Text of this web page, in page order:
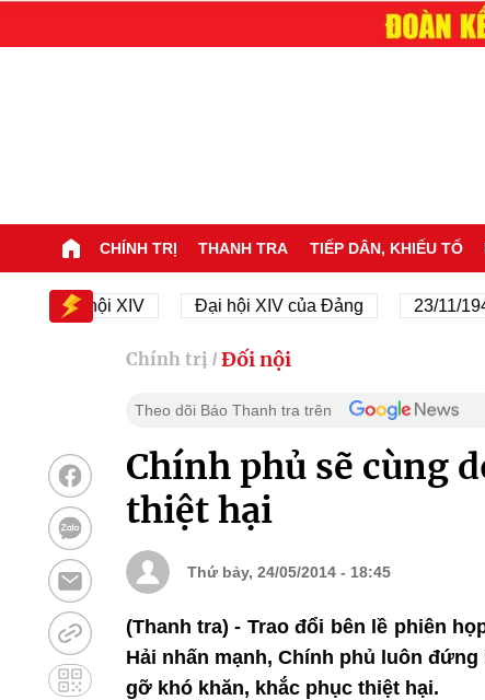
CHÍNH TRỊ THANH TRA TIẾP DÂN, KHIẾU TỐ
Đại hội XIV Đại hội XIV của Đảng 23/11/1945
Chính trị / Đối nội
Theo dõi Báo Thanh tra trên
Chính phủ sẽ cùng
thiệt hại
Thứ bảy, 24/05/2014 - 18:45
(Thanh tra) - Trao đổi bên lề phiên
Hải nhấn mạnh, Chính phủ luôn
gỡ khó khăn, khắc phục thiệt hại.